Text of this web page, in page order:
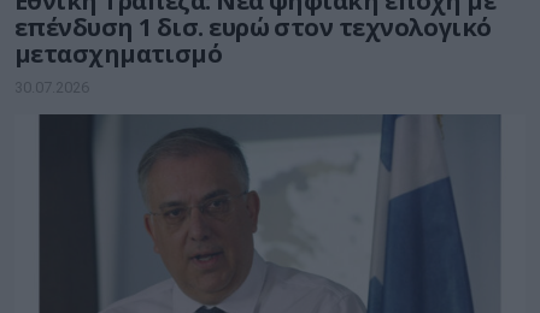
επένδυση 1 δισ. ευρώ στον τεχνολογικό
μετασχηματισμό
30.07.2026